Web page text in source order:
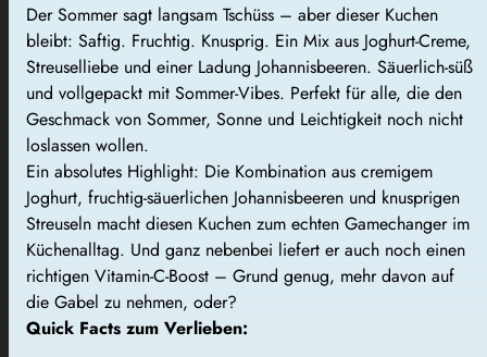
Der Sommer sagt langsam Tschüss – aber dieser Kuchen
bleibt: Saftig. Fruchtig. Knusprig. Ein Mix aus Joghurt-Creme,
Streuselliebe und einer Ladung Johannisbeeren. Säuerlich-süß
und vollgepackt mit Sommer-Vibes. Perfekt für alle, die den
Geschmack von Sommer, Sonne und Leichtigkeit noch nicht
loslassen wollen.
Ein absolutes Highlight: Die Kombination aus cremigem
Joghurt, fruchtig-säuerlichen Johannisbeeren und knusprigen
Streuseln macht diesen Kuchen zum echten Gamechanger im
Küchenalltag. Und ganz nebenbei liefert er auch noch einen
richtigen Vitamin-C-Boost – Grund genug, mehr davon auf
die Gabel zu nehmen, oder?
Quick Facts zum Verlieben: